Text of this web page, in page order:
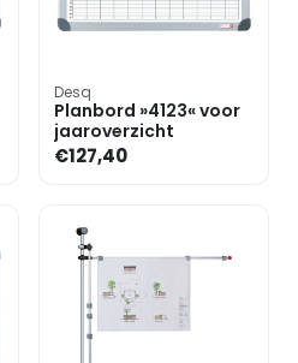
Desq
Planbord »4123« voor
jaaroverzicht
€127,40